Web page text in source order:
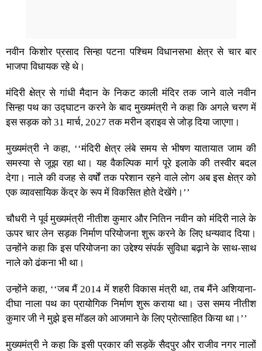
नवीन किशोर प्रसाद सिन्हा पटना पश्चिम विधानसभा क्षेत्र से चार बार
भाजपा विधायक रहे थे।
मंदिरी क्षेत्र से गांधी मैदान के निकट काली मंदिर तक जाने वाले नवीन
सिन्हा पथ का उद्घाटन करने के बाद मुख्यमंत्री ने कहा कि अगले चरण में
इस सड़क को 31 मार्च, 2027 तक मरीन ड्राइव से जोड़ दिया जाएगा।
मुख्यमंत्री ने कहा, ‘‘मंदिरी क्षेत्र लंबे समय से भीषण यातायात जाम की
समस्या से जूझ रहा था। यह वैकल्पिक मार्ग पूरे इलाके की तस्वीर बदल
देगा। नाले की वजह से वर्षों तक परेशान रहने वाले लोग अब इस क्षेत्र को
एक व्यावसायिक केंद्र के रूप में विकसित होते देखेंगे।’’
चौधरी ने पूर्व मुख्यमंत्री नीतीश कुमार और नितिन नवीन को मंदिरी नाले के
ऊपर चार लेन सड़क निर्माण परियोजना शुरू करने के लिए धन्यवाद दिया।
उन्होंने कहा कि इस परियोजना का उद्देश्य संपर्क सुविधा बढ़ाने के साथ-साथ
नाले को ढंकना भी था।
उन्होंने कहा, ‘‘जब मैं 2014 में शहरी विकास मंत्री था, तब मैंने अशियाना-
दीघा नाला पथ का प्रायोगिक निर्माण शुरू कराया था। उस समय नीतीश
कुमार जी ने मुझे इस मॉडल को आजमाने के लिए प्रोत्साहित किया था।’’
मुख्यमंत्री ने कहा कि इसी प्रकार की सड़कें सैदपुर और राजीव नगर नालों